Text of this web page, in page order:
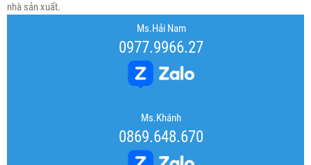
nhà sản xuất.
Ms.Hải Nam
0977.9966.27
Ms.Khánh
0869.648.670